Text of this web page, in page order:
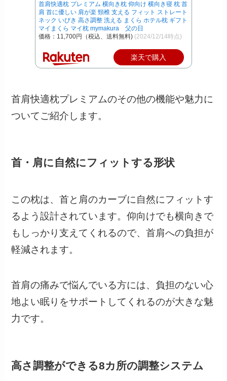
首肩快適枕 プレミアム 横向き枕 仰向け 横向き寝 枕 首
肩 首に優しい 肩が楽 頸椎 支える フィット ストレート
ネック いびき 高さ調整 洗える まくら ホテル枕 ギフト
マイまくら マイ枕 mymakura 父の日
価格：11,700円（税込、送料無料) (2024/12/14時点)
楽天で購入
首肩快適枕プレミアムのその他の機能や魅力に
ついてご紹介します。
首・肩に自然にフィットする形状
この枕は、首と肩のカーブに自然にフィットす
るよう設計されています。仰向けでも横向きで
もしっかり支えてくれるので、首肩への負担が
軽減されます。
首肩の痛みで悩んでいる方には、負担のない心
地よい眠りをサポートしてくれるのが大きな魅
力です。
高さ調整ができる8カ所の調整システム